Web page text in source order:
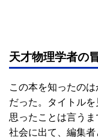
天才物理学者の
この本を知ったの
だった。タイトル
思ったことは言うま
社会に出て、編集